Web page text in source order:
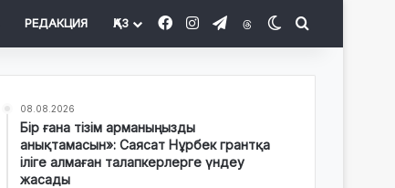
РЕДАКЦИЯ ҚАЗ FacebookInstagram
TelegramThreadsSwitch skin
08.08.2026
Бір ғана тізім арманыңызды
анықтамасын»: Саясат Нұрбек грантқа
іліге алмаған талапкерлерге үндеу
жасады